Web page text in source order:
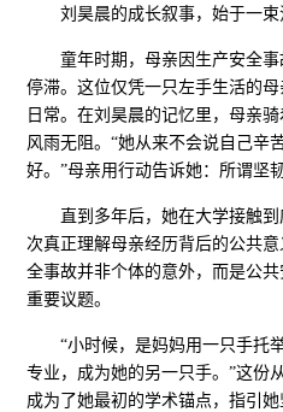
刘昊晨的成长叙事，始于一束
童年时期，母亲因生产安全
停滞。这位仅凭一只左手生活的
日常。在刘昊晨的记忆里，母亲
风雨无阻。“她从来不会说自己辛
好。”母亲用行动告诉她：所谓坚
直到多年后，她在大学接触
次真正理解母亲经历背后的公共
全事故并非个体的意外，而是公
重要议题。
“小时候，是妈妈用一只手托
专业，成为她的另一只手。”这份
成为了她最初的学术锚点，指引